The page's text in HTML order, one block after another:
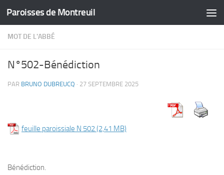
Skip to content
Paroisses de Montreuil
MOT DE L'ABBÉ
N°502-Bénédiction
PAR BRUNO DUBREUCQ · 27 SEPTEMBRE 2025
feuille paroissiale N 502
Bénédiction.